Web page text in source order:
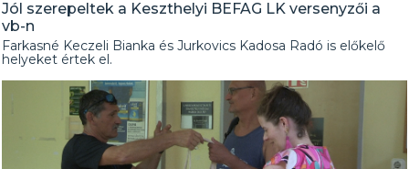
Jól szerepeltek a Keszthelyi BEFAG LK versenyzői a
vb-n
Farkasné Keczeli Bianka és Jurkovics Kadosa Radó is előkelő
helyeket értek el.